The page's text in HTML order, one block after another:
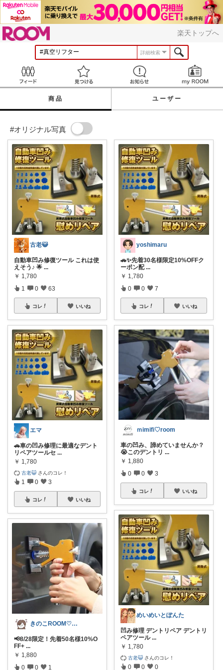
楽天トップへ
詳細検索
見つける お知らせ
商品 ユーザー
#オリジナル写真
古老😺
自動車凹み修復ツール これは使
えそう♪ 🌟 ...
￥ 1,780
1 0 63
コレ いいね
エマ
🚗車の凹み修理に最適なデント
リペアツールセ ...
￥ 1,780
古老😺 さんのコレ！
1 0 3
コレ いいね
きのこROOM♡経由購入感謝です♡
📢8/28限定！先着50名様10%O
FF+ ...
￥ 1,880
0 0 1
yoshimaru
🚗✨先着30名様限定10%OFFク
ーポン配 ...
￥ 1,780
0 0 7
コレ いいね
ｍimifi♡room
車の凹み、諦めていませんか？
😭このデントリ ...
￥ 1,880
0 0 3
コレ いいね
めいめいとぽんた
凹み修理 デントリペア デントリ
ペアツール ...
￥ 1,780
古老😺 さんのコレ！
0 0 0